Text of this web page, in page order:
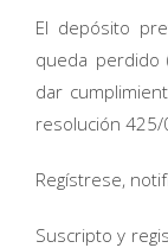
El depósito
queda perdido
dar
resolución 425/
Regístrese,
Suscripto y